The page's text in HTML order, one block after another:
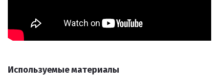
Используемые материалы
Вы точно хотите удалить